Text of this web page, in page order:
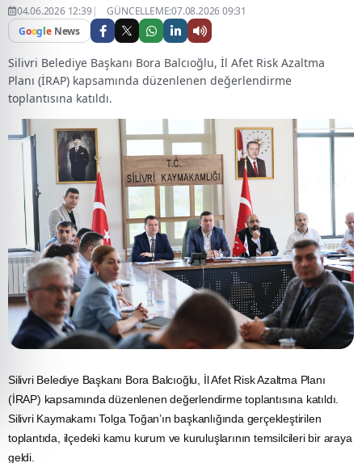
04.06.2026 12:39
GÜNCELLEME:07.08.2026 09:31
Google News
Silivri Belediye Başkanı Bora Balcıoğlu, İl Afet Risk Azaltma
Planı (İRAP) kapsamında düzenlenen değerlendirme
toplantısına katıldı.
Silivri Belediye Başkanı Bora Balcıoğlu, İl Afet Risk Azaltma Planı
(İRAP) kapsamında düzenlenen değerlendirme toplantısına katıldı.
Silivri Kaymakamı Tolga Toğan’ın başkanlığında gerçekleştirilen
toplantıda, ilçedeki kamu kurum ve kuruluşlarının temsilcileri bir araya
geldi.